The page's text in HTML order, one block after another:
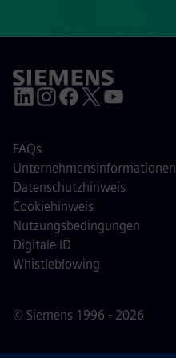
© Siemens 1996 - 2026
FAQs
Unternehmensinformationen
Datenschutzhinweis
Cookiehinweis
Nutzungsbedingungen
Digitale ID
Whistleblowing